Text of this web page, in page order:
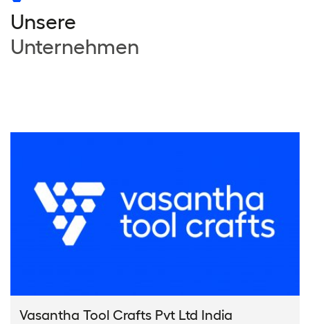
Unsere
Unternehmen
Vasantha Tool Crafts Pvt Ltd India